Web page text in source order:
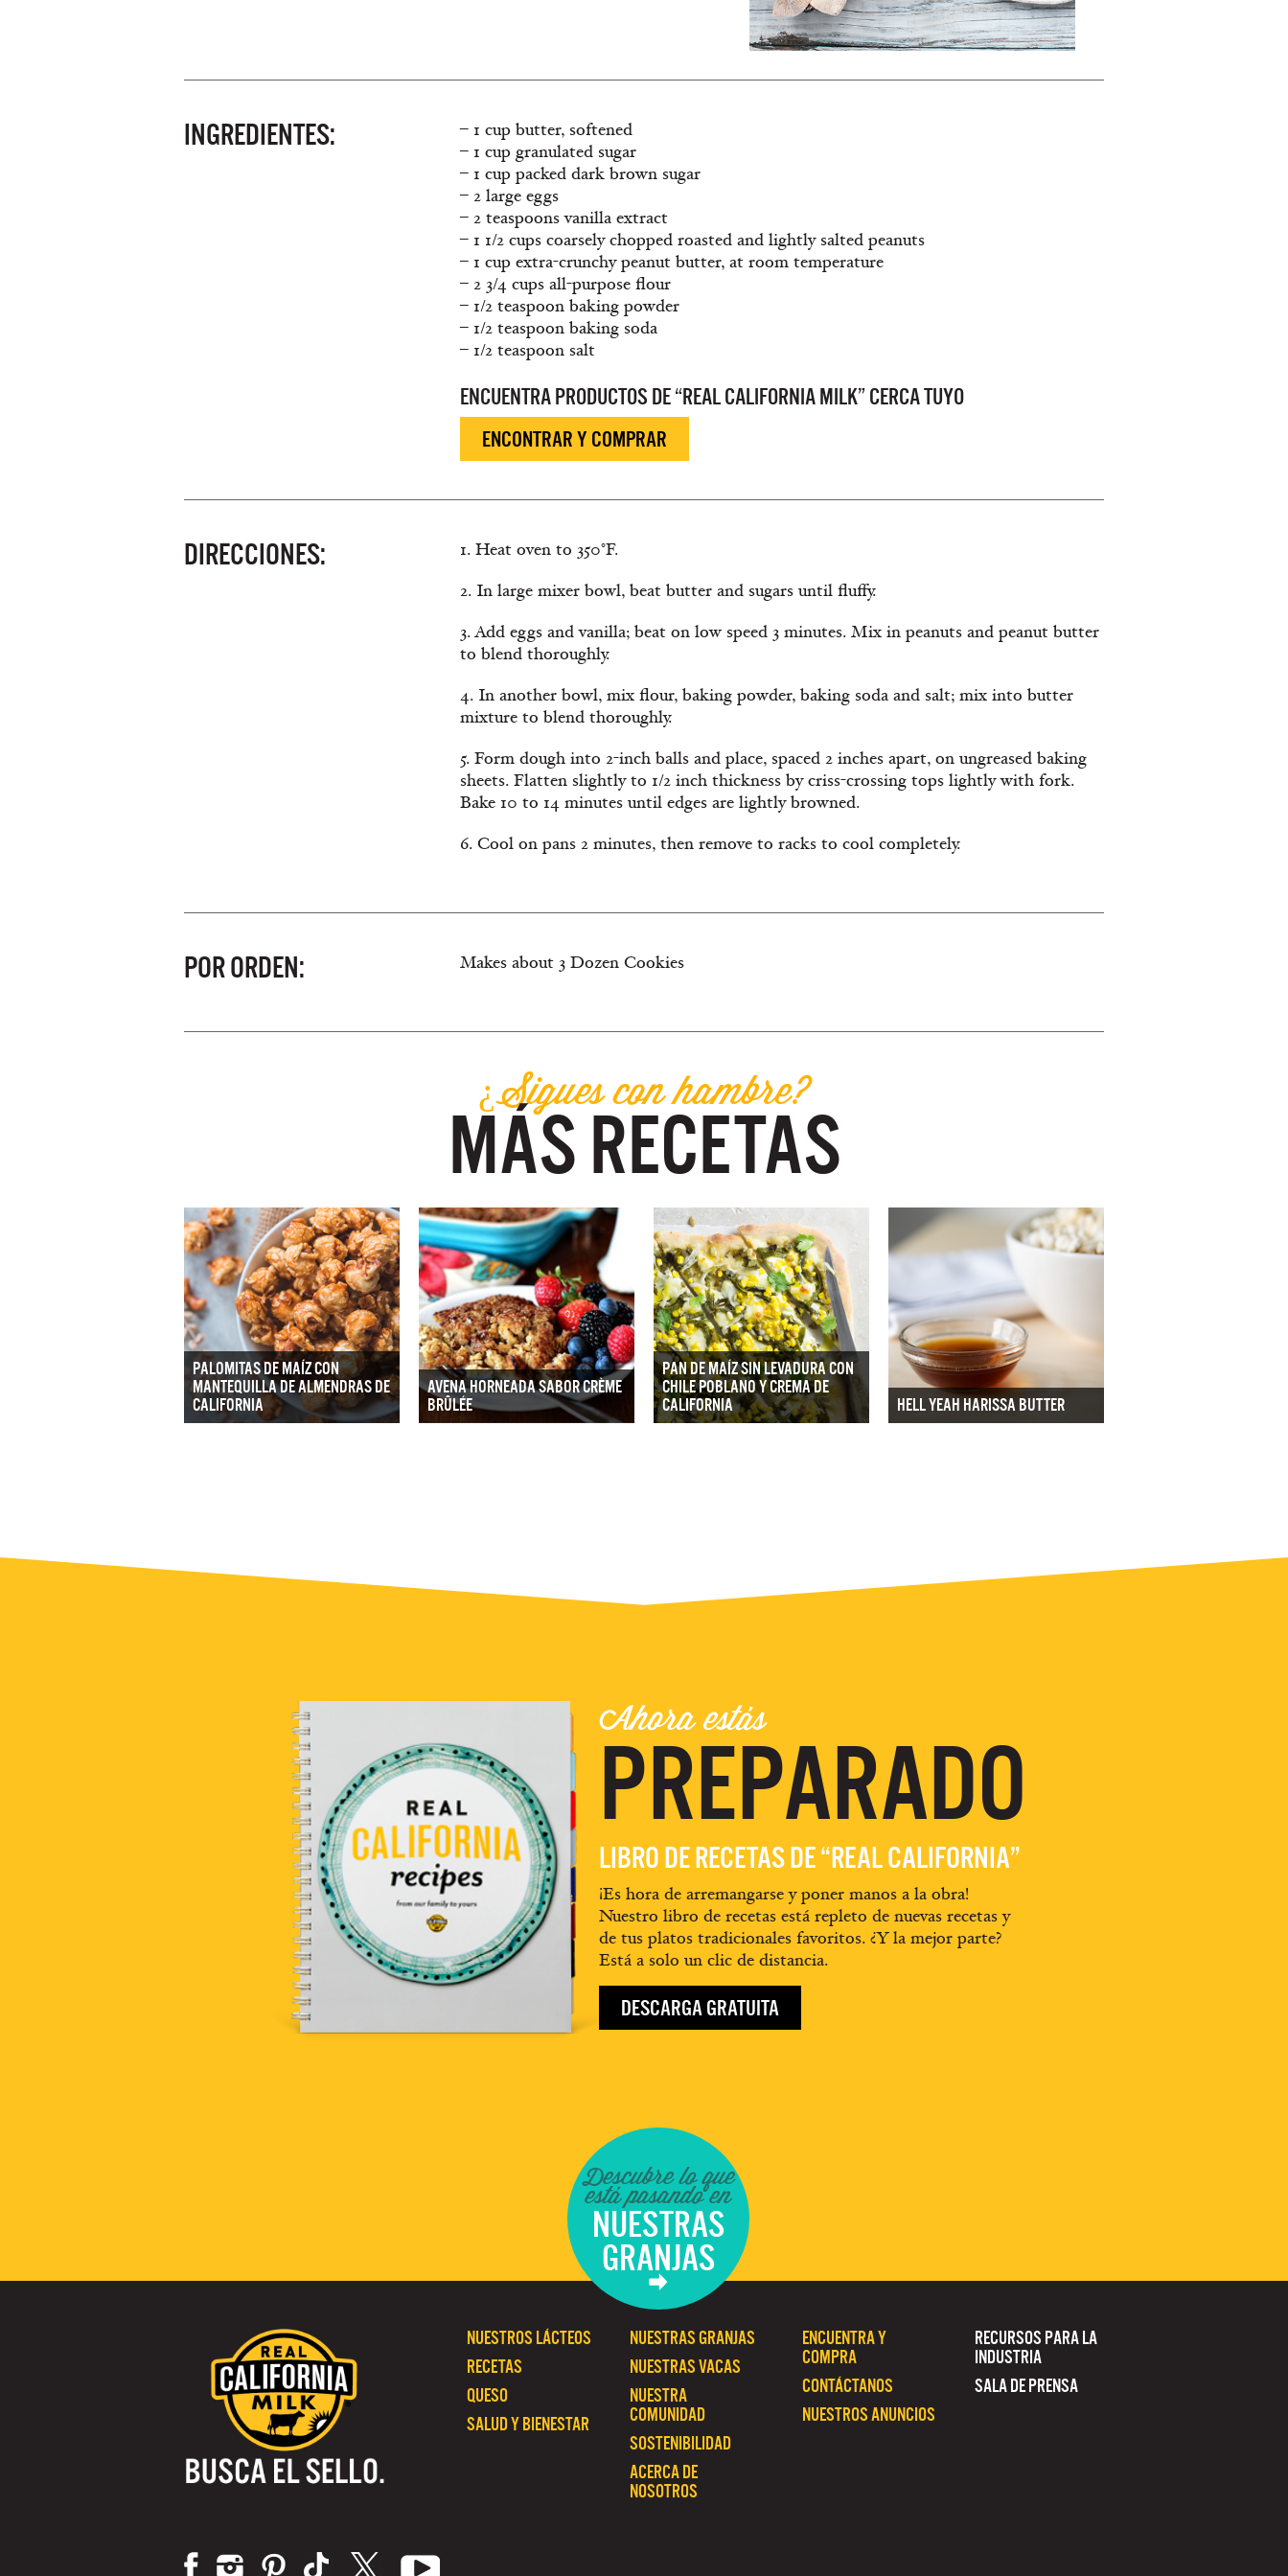
INGREDIENTES:
– 1 cup butter, softened
– 1 cup granulated sugar
– 1 cup packed dark brown sugar
– 2 large eggs
– 2 teaspoons vanilla extract
– 1 1/2 cups coarsely chopped roasted and lightly salted peanuts
– 1 cup extra-crunchy peanut butter, at room temperature
– 2 3/4 cups all-purpose flour
– 1/2 teaspoon baking powder
– 1/2 teaspoon baking soda
– 1/2 teaspoon salt
ENCUENTRA PRODUCTOS DE “REAL CALIFORNIA MILK” CERCA TUYO
ENCONTRAR Y COMPRAR
DIRECCIONES:
1. Heat oven to 350°F.
2. In large mixer bowl, beat butter and sugars until fluffy.
3. Add eggs and vanilla; beat on low speed 3 minutes. Mix in peanuts and peanut butter
to blend thoroughly.
4. In another bowl, mix flour, baking powder, baking soda and salt; mix into butter
mixture to blend thoroughly.
5. Form dough into 2-inch balls and place, spaced 2 inches apart, on ungreased baking
sheets. Flatten slightly to 1/2 inch thickness by criss-crossing tops lightly with fork.
Bake 10 to 14 minutes until edges are lightly browned.
6. Cool on pans 2 minutes, then remove to racks to cool completely.
POR ORDEN: Makes about 3 Dozen Cookies
¿Sigues con hambre?
MÁS RECETAS
PALOMITAS DE MAÍZ CON
MANTEQUILLA DE ALMENDRAS DE
CALIFORNIA
AVENA HORNEADA SABOR CRÈME
BRÛLÉE
PAN DE MAÍZ SIN LEVADURA CON
CHILE POBLANO Y CREMA DE
CALIFORNIA
HELL YEAH HARISSA BUTTER
Ahora estás
PREPARADO
LIBRO DE RECETAS DE “REAL CALIFORNIA”
¡Es hora de arremangarse y poner manos a la obra!
Nuestro libro de recetas está repleto de nuevas recetas y
de tus platos tradicionales favoritos. ¿Y la mejor parte?
Está a solo un clic de distancia.
DESCARGA GRATUITA
Descubre lo que
está pasando en
NUESTRAS
GRANJAS
RECURSOS PARA LA
INDUSTRIA
SALA DE PRENSA
ENCUENTRA Y
COMPRA
CONTÁCTANOS
NUESTROS ANUNCIOS
NUESTRAS GRANJAS
NUESTRAS VACAS
NUESTRA
COMUNIDAD
SOSTENIBILIDAD
ACERCA DE
NOSOTROS
NUESTROS LÁCTEOS
RECETAS
QUESO
SALUD Y BIENESTAR